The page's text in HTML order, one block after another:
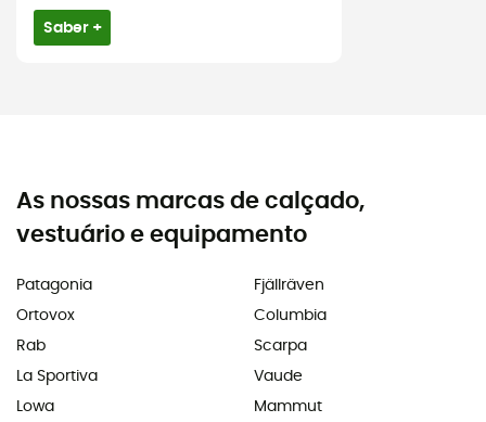
Saber +
As nossas marcas de calçado,
vestuário e equipamento
Patagonia
Ortovox
Rab
La Sportiva
Lowa
Fjällräven
Columbia
Scarpa
Vaude
Mammut